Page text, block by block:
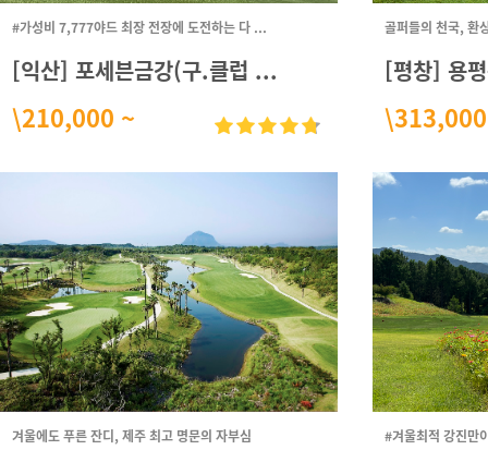
#가성비 7,777야드 최장 전장에 도전하는 다 ...
[익산] 포세븐금강(구.클럽 ...
\210,000 ~
골퍼들의 천국, 환
[평창] 용
겨울에도 푸른 잔디, 제주 최고 명문의 자부심 #겨울최적 강진만